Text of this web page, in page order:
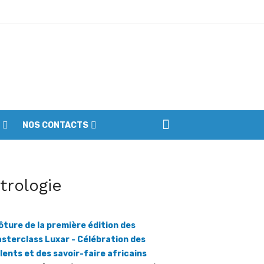
du parc
NOS CONTACTS
de la première édition des
Luxar - Célébration des
et des savoir-faire africains